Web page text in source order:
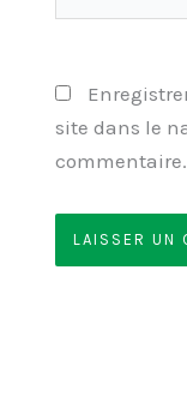
site dans le
commentaire.